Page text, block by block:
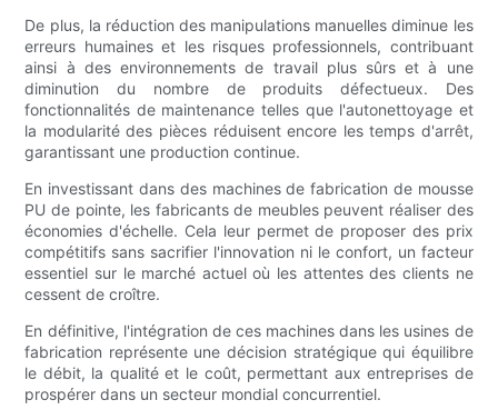
De plus, la réduction des manipulations manuelles diminue les
erreurs humaines et les risques professionnels, contribuant
ainsi à des environnements de travail plus sûrs et à une
diminution du nombre de produits défectueux. Des
fonctionnalités de maintenance telles que l'autonettoyage et
la modularité des pièces réduisent encore les temps d'arrêt,
garantissant une production continue.
En investissant dans des machines de fabrication de mousse
PU de pointe, les fabricants de meubles peuvent réaliser des
économies d'échelle. Cela leur permet de proposer des prix
compétitifs sans sacrifier l'innovation ni le confort, un facteur
essentiel sur le marché actuel où les attentes des clients ne
cessent de croître.
En définitive, l'intégration de ces machines dans les usines de
fabrication représente une décision stratégique qui équilibre
le débit, la qualité et le coût, permettant aux entreprises de
prospérer dans un secteur mondial concurrentiel.